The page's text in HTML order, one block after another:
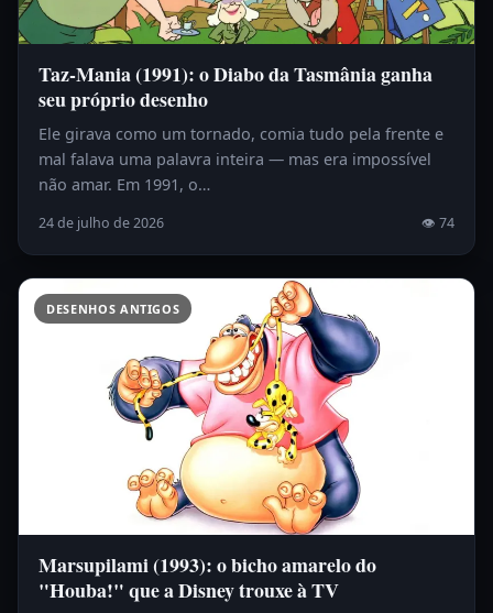
Taz-Mania (1991): o Diabo da Tasmânia ganha
seu próprio desenho
Ele girava como um tornado, comia tudo pela frente e
mal falava uma palavra inteira — mas era impossível
não amar. Em 1991, o…
24 de julho de 2026 👁 74
DESENHOS ANTIGOS
Marsupilami (1993): o bicho amarelo do
"Houba!" que a Disney trouxe à TV